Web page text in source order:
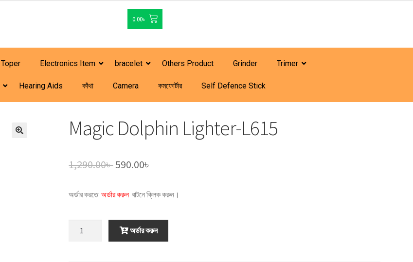
0.00৳
Toper Electronics Item bracelet Others Product Grinder Trimer
Hearing Aids কাঁথা Camera কমফোর্টার Self Defence Stick
Magic Dolphin Lighter-L615
1,290.00৳590.00৳
অর্ডার করতেঅর্ডার করুনবাটনে ক্লিক করুন।
অর্ডার করুন